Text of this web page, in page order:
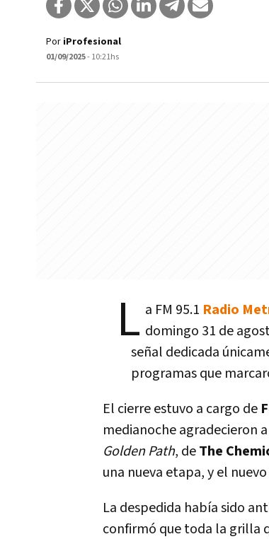
Por iProfesional
01/09/2025- 10:21hs
L a FM 95.1 Radio
domingo 31 de
señal dedicada
programas que
El cierre estuvo a cargo de
medianoche agradecieron
Golden Path, deThe
una nueva etapa, y el
La despedida había sido
confirmó que toda la grilla